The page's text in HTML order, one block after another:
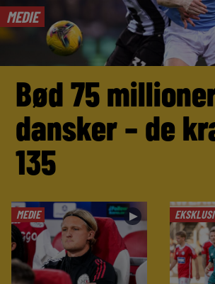
MEDIE
Bød 75
dansker – de
135
MEDIE ►